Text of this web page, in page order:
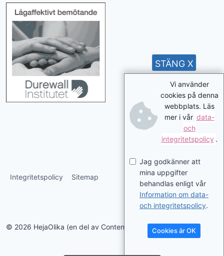
Integritetspolicy Sitemap
© 2026 HejaOlika (en del av Contentverkstan.se)
Vi använder
cookies på denna
webbplats. Läs
mer i vår data-
och
integritetspolicy .
Jag godkänner att
mina uppgifter
behandlas enligt vår
Information om data-
och integritetspolicy.
Cookies är OK
STÄNG X